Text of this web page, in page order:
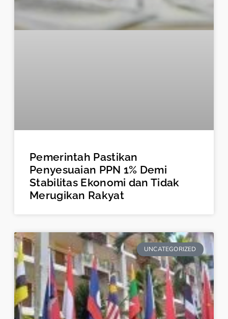
Pemerintah Pastikan
Penyesuaian PPN 1% Demi
Stabilitas Ekonomi dan Tidak
Merugikan Rakyat
UNCATEGORIZED